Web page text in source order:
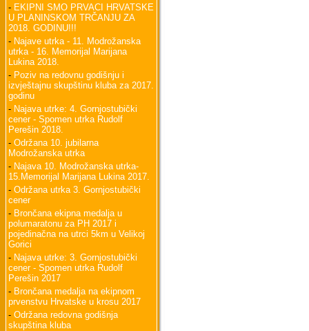
- EKIPNI SMO PRVACI HRVATSKE
U PLANINSKOM TRČANJU ZA
2018. GODINU!!!
- Najave utrka - 11. Modrožanska
utrka - 16. Memorijal Marijana
Lukina 2018.
- Poziv na redovnu godišnju i
izvještajnu skupštinu kluba za 2017.
godinu
- Najava utrke: 4. Gornjostubički
cener - Spomen utrka Rudolf
Perešin 2018.
- Održana 10. jubilarna
Modrožanska utrka
- Najava 10. Modrožanska utrka-
15.Memorijal Marijana Lukina 2017.
- Održana utrka 3. Gornjostubički
cener
- Brončana ekipna medalja u
polumaratonu za PH 2017 i
pojedinačna na utrci 5km u Velikoj
Gorici
- Najava utrke: 3. Gornjostubički
cener - Spomen utrka Rudolf
Perešin 2017
- Brončana medalja na ekipnom
prvenstvu Hrvatske u krosu 2017
- Održana redovna godišnja
skupština kluba